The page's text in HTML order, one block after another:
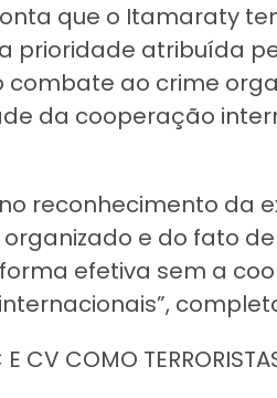
que o Itamaraty
prioridade atribuída
ao crime
da cooperação
reconhecimento da
e do fato
efetiva sem a
CV COMO